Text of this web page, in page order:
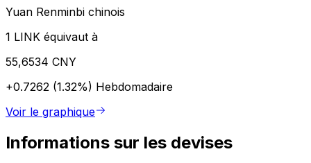
Yuan Renminbi chinois
1 LINK équivaut à
55,6534 CNY
+0.7262 (1.32%) Hebdomadaire
Voir le graphique
Informations sur les devises